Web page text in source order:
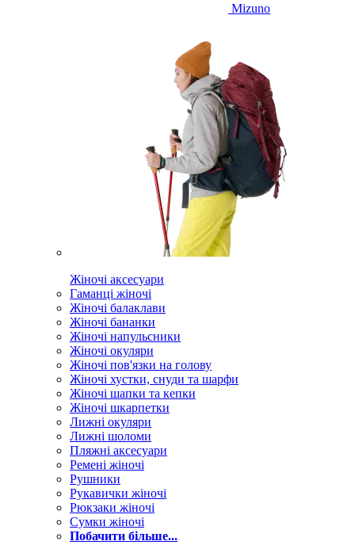
Mizuno
Жіночі аксесуари
Гаманці жіночі
Жіночі балаклави
Жіночі бананки
Жіночі напульсники
Жіночі окуляри
Жіночі пов'язки на голову
Жіночі хустки, снуди та шарфи
Жіночі шапки та кепки
Жіночі шкарпетки
Лижні окуляри
Лижні шоломи
Пляжні аксесуари
Ремені жіночі
Рушники
Рукавички жіночі
Рюкзаки жіночі
Сумки жіночі
Побачити більше...